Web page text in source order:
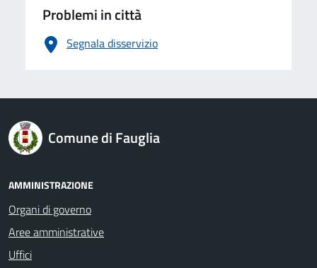
Problemi in città
Segnala disservizio
logo Unione Europea
Comune di Fauglia
AMMINISTRAZIONE
Organi di governo
Aree amministrative
Uffici